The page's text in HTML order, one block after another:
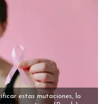
estas mutaciones, lo